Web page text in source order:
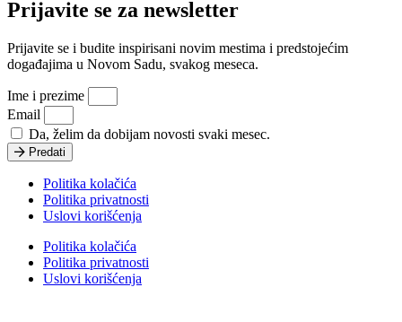
Prijavite se za newsletter
Prijavite se i budite inspirisani novim mestima i predstojećim
događajima u Novom Sadu, svakog meseca.
Ime i prezime
Email
Da, želim da dobijam novosti svaki mesec.
Predati
Politika kolačića
Politika privatnosti
Uslovi korišćenja
Politika kolačića
Politika privatnosti
Uslovi korišćenja